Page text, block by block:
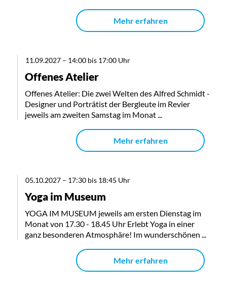
Mehr erfahren
11.09.2027 – 14:00 bis 17:00 Uhr
Offenes Atelier
Offenes Atelier: Die zwei Welten des Alfred Schmidt -
Designer und Porträtist der Bergleute im Revier
jeweils am zweiten Samstag im Monat ...
Mehr erfahren
05.10.2027 – 17:30 bis 18:45 Uhr
Yoga im Museum
YOGA IM MUSEUM jeweils am ersten Dienstag im
Monat von 17.30 - 18.45 Uhr Erlebt Yoga in einer
ganz besonderen Atmosphäre! Im wunderschönen ...
Mehr erfahren